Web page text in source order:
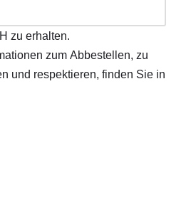
zu erhalten.
zum Abbestellen, zu
und respektieren, finden Sie in